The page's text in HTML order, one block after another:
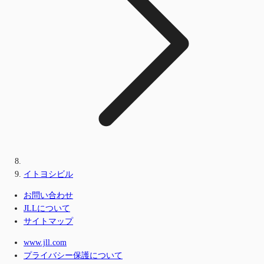
イトヨシビル
お問い合わせ
JLLについて
サイトマップ
www.jll.com
プライバシー保護について